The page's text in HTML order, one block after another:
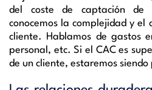
del coste de captación de
conocemos la complejidad y el
cliente. Hablamos de gastos
personal, etc. Si el CAC es
de un cliente, estaremos siendo